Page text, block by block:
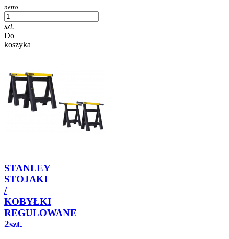
netto
szt.
Do
koszyka
STANLEY
STOJAKI
/
KOBYŁKI
REGULOWANE
2szt.